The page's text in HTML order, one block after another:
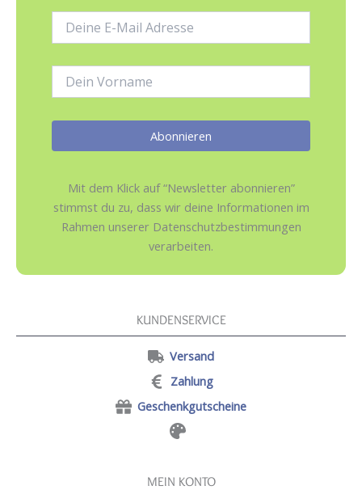
Mail-
Mit dem Klick auf “Newsletter abonnieren”
stimmst du zu, dass wir deine Informationen im
Rahmen unserer Datenschutzbestimmungen
verarbeiten.
KUNDENSERVICE
Versand
Zahlung
Geschenkgutscheine
MEIN KONTO